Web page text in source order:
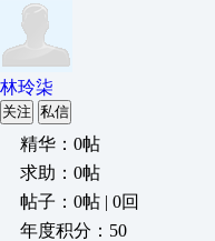
林玲柒
关注 私信
精华：0帖
求助：0帖
帖子：0帖 | 0回
年度积分：50